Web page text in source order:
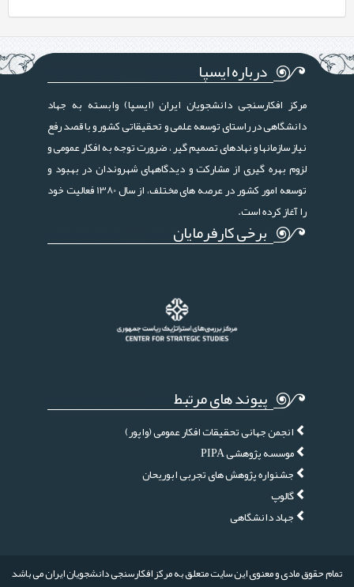
درباره ایسپا
مرکز افکارسنجی دانشجویان ایران (ایسپا) وابسته به جهاد
دانشگاهی در راستای توسعه علمی و تحقیقاتی کشور و با قصد رفع
نیاز سازمانها و نهادهای تصمیم گیر ، ضرورت توجه به افکار عمومی و
لزوم بهره گیری از مشارکت و دیدگاههای شهروندان در بهبود و
توسعه امور کشور در عرصه های مختلف، از سال 1380 فعالیت خود
را آغاز کرده است.
برخی کارفرمایان
پیوند های مرتبط
انجمن جهانی تحقیقات افکار عمومی (واپور)
موسسه پژوهشی PIPA
جشنواره پژوهش های تجربی ابوریحان
گالوپ
جهاد دانشگاهی
تمام حقوق مادی و معنوی این سایت متعلق به مرکز افکارسنجی دانشجویان ایران می باشد